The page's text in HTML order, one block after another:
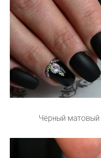
Чёрный